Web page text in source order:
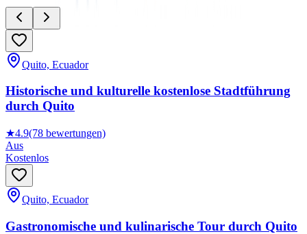
Quito, Ecuador
Historische und kulturelle kostenlose Stadtführung
durch Quito
★4.9(78 bewertungen)
Aus
Kostenlos
Quito, Ecuador
Gastronomische und kulinarische Tour durch Quito